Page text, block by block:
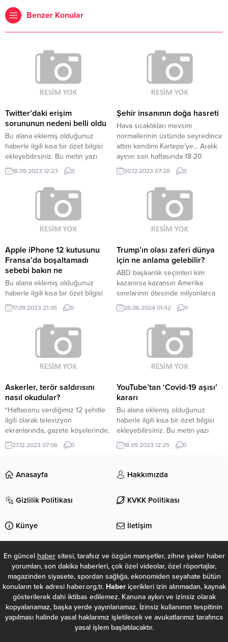
Benzer Konular
Twitter’daki erişim
sorununun nedeni belli oldu
Bu alana eklemiş olduğunuz
haberle ilgili kısa bir özet bilgisi
ekleyebilirsiniz. Bu metin yazı
düzenleme sayfasında “Özet”
bölümünden eklenebilir. Özet
eklenmişse başlık altında kalın
olarak bu şekilde gösterilir,
eklenmemişse bu alan boş kalır.
18.09.2023 12:23 0
Şehir insanının doğa hasreti
Hava sıcaklıkları mevsim
normallerinin üstünde seyredince
attım kendimi Kartepe’ye... Aralık
ayının son haftasında 18-20
derece sıcaklık açık havada
yürüyüş için süper. İlk gün
Sapanca, Uzunkum’daki parkurda
yürüdüm. İkinci gün İzmit Körfezi
30.12.2023 07:28 0
Apple iPhone 12 kutusunu
Fransa’da boşaltamadı
sebebi bakın ne
Bu alana eklemiş olduğunuz
haberle ilgili kısa bir özet bilgisi
ekleyebilirsiniz. Bu metin yazı
düzenleme sayfasında “Özet”
bölümünden eklenebilir. Özet
eklenmişse başlık altında kalın
olarak bu şekilde gösterilir,
eklenmemişse bu alan boş kalır.
17.09.2023 21:36 0
Trump’ın olası zaferi dünya
için ne anlama gelebilir?
ABD başkanlık seçimleri kim
kazanırsa kazansın Amerika
sınırlarının ötesinde milyonlarca
insanı etkileyecek.
26.06.2024 01:42 0
Askerler, terör saldırısını
nasıl okudular?
*Haftasonu verdiğimiz 12 şehitle
ilgili olarak televizyon
ekranlarında, gazete köşelerinde,
sosyal medyada yorumlar havada
uçuşuyor. Hepimiz konuşuyoruz
saldırılarını nasıl okuduklarından
kimse söz etmiyor. Geçtiğimiz iki
27.12.2023 07:06 0
YouTube’tan ‘Covid-19 aşısı’
kararı
Bu alana eklemiş olduğunuz
haberle ilgili kısa bir özet bilgisi
ekleyebilirsiniz. Bu metin yazı
düzenleme sayfasında “Özet”
bölümünden eklenebilir. Özet
olarak bu şekilde gösterilir,
eklenmemişse bu alan boş kalır.
18.09.2023 12:25 0
Anasayfa Hakkımızda
Gizlilik Politikası KVKK Politikası
Künye İletişim
En güncel habersitesi, tarafsız ve özgün manşetler, zihne şeker haber
yorumları, son dakika haberleri, çok özel videolar, özel röportajlar,
magazinden siyasete, spordan sağlığa, ekonomiden seyahate bütün
konuların tek adresi haber.org.tr. Haberiçerikleri izin alınmadan, kaynak
gösterilerek dahi iktibas edilemez. Kanuna aykırı ve izinsiz olarak
kopyalanamaz, başka yerde yayınlanamaz. İzinsiz kullanımın tespitinin
yapılması halinde yasal haklarımız işletilecek ve avukatlarımız tarafınca
yasal işlem başlatılacaktır.